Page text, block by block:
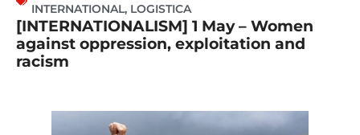
INTERNATIONAL, LOGISTICA
[INTERNATIONALISM] 1 May – Women
against oppression, exploitation and
racism